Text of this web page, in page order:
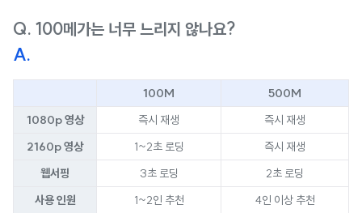
Q. 100메가는 너무 느리지 않나요?
A.
100M
500M
1080p 영상
즉시 재생
즉시 재생
2160p 영상
1~2초 로딩
즉시 재생
웹서핑
3초 로딩
2초 로딩
사용 인원
1~2인 추천 4인 이상 추천